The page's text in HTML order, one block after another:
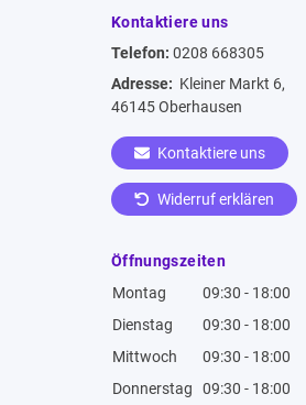
Kontaktiere uns
Telefon: 0208 668305
Adresse: Kleiner Markt 6,
46145 Oberhausen
Kontaktiere uns
Widerruf erklären
Öffnungszeiten
Montag
09:30 - 18:00
Dienstag
09:30 - 18:00
Mittwoch
09:30 - 18:00
Donnerstag
09:30 - 18:00